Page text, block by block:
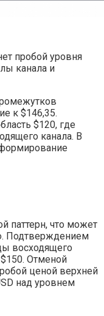
пробой уровня
канала и
к $146,35.
$120, где
канала. В
паттерн, что может
Подтверждением
восходящего
Отменой
ценой верхней
над уровнем